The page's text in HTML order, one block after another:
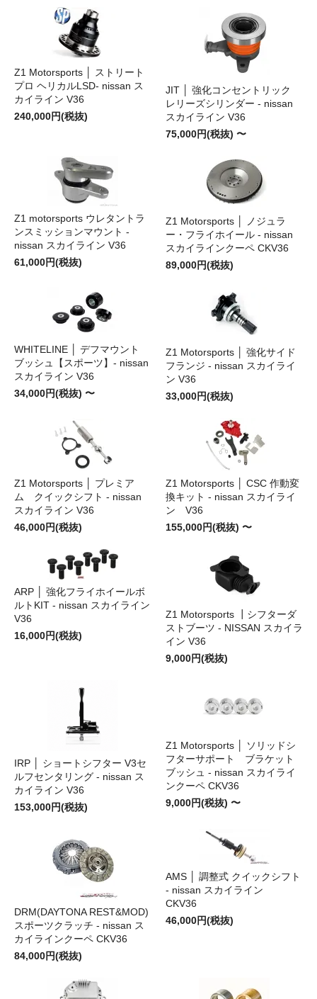
Z1 Motorsports │ ストリート
プロ ヘリカルLSD- nissan ス
カイライン V36
240,000円(税抜)
JIT │ 強化コンセントリック
レリーズシリンダー - nissan
スカイライン V36
75,000円(税抜) 〜
Z1 motorsports ウレタントラ
ンスミッションマウント -
nissan スカイライン V36
61,000円(税抜)
Z1 Motorsports │ ノジュラ
ー・フライホイール - nissan
スカイラインクーペ CKV36
89,000円(税抜)
WHITELINE │ デフマウント
ブッシュ【スポーツ】- nissan
スカイライン V36
34,000円(税抜) 〜
Z1 Motorsports │ 強化サイド
フランジ - nissan スカイライ
ン V36
33,000円(税抜)
Z1 Motorsports │ プレミア
ム クイックシフト - nissan
スカイライン V36
46,000円(税抜)
Z1 Motorsports │ CSC 作動変
換キット - nissan スカイライ
ン V36
155,000円(税抜) 〜
ARP │ 強化フライホイールボ
ルトKIT - nissan スカイライン
V36
16,000円(税抜)
Z1 Motorsports ┃シフターダ
ストブーツ - NISSAN スカイラ
イン V36
9,000円(税抜)
IRP │ ショートシフター V3セ
ルフセンタリング - nissan ス
カイライン V36
153,000円(税抜)
Z1 Motorsports │ ソリッドシ
フターサポート ブラケット
ブッシュ - nissan スカイライ
ンクーペ CKV36
9,000円(税抜) 〜
DRM(DAYTONA REST&MOD)
スポーツクラッチ - nissan ス
カイラインクーペ CKV36
84,000円(税抜)
AMS │ 調整式 クイックシフト
- nissan スカイライン
CKV36
46,000円(税抜)